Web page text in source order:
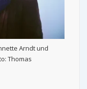
Arndt und
Thomas